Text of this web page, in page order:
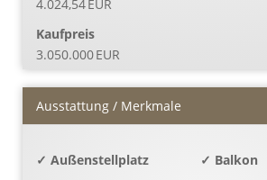
4.024,54 EUR
Kaufpreis
3.050.000 EUR
Ausstattung / Merkmale
✓ Außenstellplatz
✓ Balkon